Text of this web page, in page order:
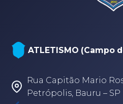
ATLETISMO (Campo
Rua Capitão Mario
Petrópolis, Bauru – SP